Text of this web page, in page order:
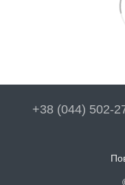
+38 (044) 502-